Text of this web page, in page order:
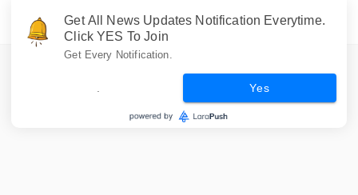
Get All News Updates Notification Everytime.
Click YES To Join
Get Every Notification.
Yes